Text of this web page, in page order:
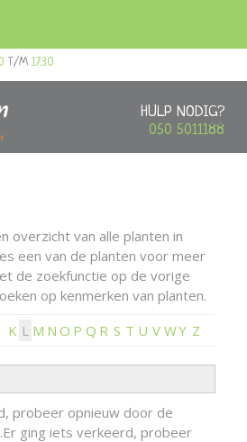
HULP NODIG?
050 5011188
T/M 17:30
overzicht van alle planten in
een van de planten voor meer
de zoekfunctie op de vorige
op kenmerken van planten.
K L M N O P Q R S T U V WY Z
probeer opnieuw door de
Er ging iets verkeerd, probeer